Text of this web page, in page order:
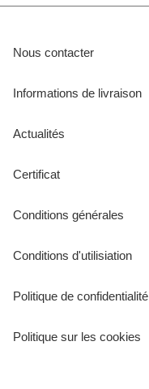
Nous contacter
Informations de livraison
Actualités
Certificat
Conditions générales
Conditions d'utilisiation
Politique de confidentialité
Politique sur les cookies